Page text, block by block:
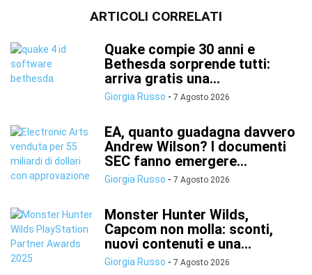
ARTICOLI CORRELATI
Quake compie 30 anni e
Bethesda sorprende tutti:
arriva gratis una...
Giorgia Russo - 7 Agosto 2026
EA, quanto guadagna davvero
Andrew Wilson? I documenti
SEC fanno emergere...
Giorgia Russo - 7 Agosto 2026
Monster Hunter Wilds,
Capcom non molla: sconti,
nuovi contenuti e una...
Giorgia Russo - 7 Agosto 2026